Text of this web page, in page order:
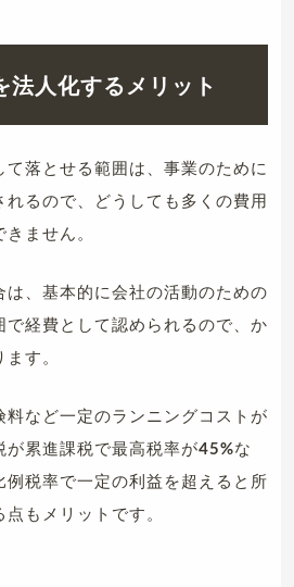
法人化するメリット
落とせる範囲は、事業のために
るので、どうしても多くの費用
ません。
は、基本的に会社の活動のための
で経費として認められるので、か
す。
料など一定のランニングコストが
累進課税で最高税率が45%な
例税率で一定の利益を超えると所
もメリットです。